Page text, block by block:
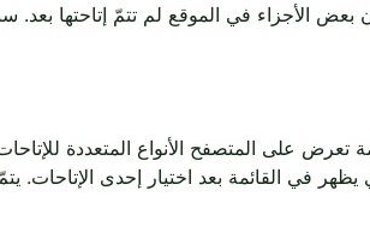
الأجزاء في الموقع لم تتمّ إتاحتها بعد.
على المتصفح الأنواع المتعددة